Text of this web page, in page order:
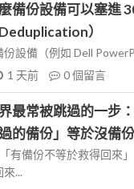
備份設備可以塞進
）
設備（例如 Dell
1 天前 0個留言
最常被跳過的一步
的備份」等於沒備份
有備份不等於救得回來
...